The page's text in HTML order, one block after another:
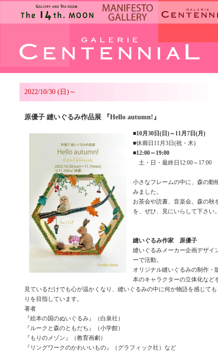
2022/10/30 (日)～
原優子 縫いぐるみ作品展 『Hello autumn!』
■10月30日(日)～11月7日(月)
■休廊日11月3日(祝・木)
■12:00～19:00
土・日・最終日12:00～17:00
小さなフレームの中に、森の動
みました。
お茶会や読書、音楽会。森の秋
を、ぜひ、見にいらして下さい
縫いぐるみ作家 原優子
縫いぐるみメーカー企画デザイ
ーで活動。
オリジナル縫いぐるみの制作・
本のキャラクターの立体化など
見ているだけでも心が温かくなり、縫いぐるみの中に何か物語を感じて
りを目指しています。
著者
『絵本の国のぬいぐるみ』（白泉社）
『ルークと森のともだち』（小学館）
『もりのメゾン』（教育画劇）
『リングワークのかわいいもの』（グラフィック社）など